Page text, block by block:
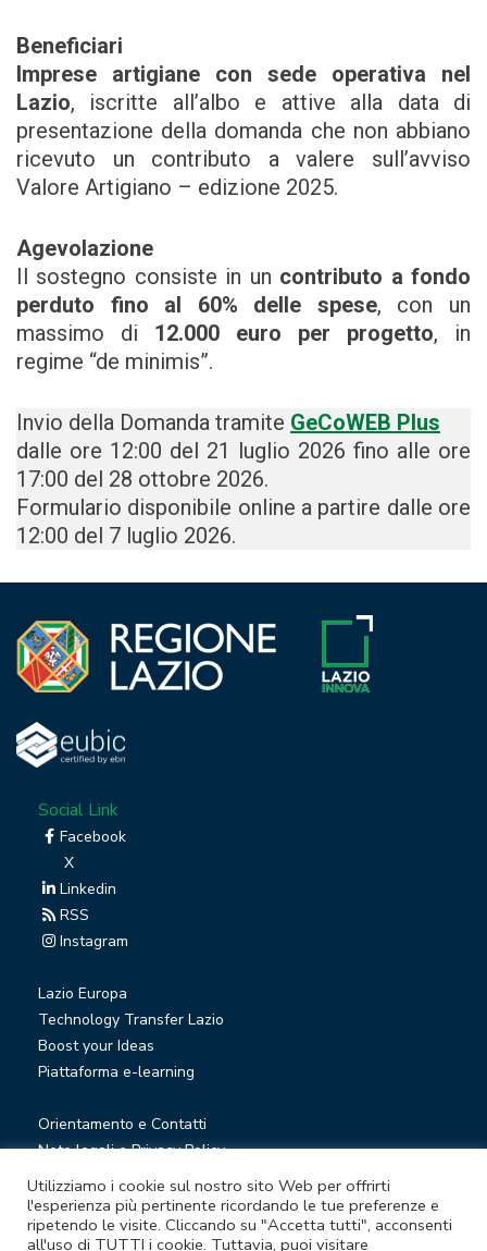
Beneficiari
Imprese artigiane con sede operativa nel
Lazio, iscritte all’albo e attive alla data di
presentazione della domanda che non abbiano
ricevuto un contributo a valere sull’avviso
Valore Artigiano – edizione 2025.
Agevolazione
Il sostegno consiste in un contributo a fondo
perduto fino al 60% delle spese, con un
massimo di 12.000 euro per progetto, in
regime “de minimis”.
Invio della Domanda tramite GeCoWEB Plus
dalle ore 12:00 del 21 luglio 2026 fino alle ore
17:00 del 28 ottobre 2026.
Formulario disponibile online a partire dalle ore
12:00 del 7 luglio 2026.
Social Link
Facebook
X
Linkedin
RSS
Instagram
Lazio Europa
Technology Transfer Lazio
Boost your Ideas
Piattaforma e-learning
Orientamento e Contatti
Note legali e Privacy Policy
Privacy Newsletter
Società trasparente
Whistleblowing
Utilizziamo i cookie sul nostro sito Web per offrirti
l'esperienza più pertinente ricordando le tue preferenze e
ripetendo le visite. Cliccando su "Accetta tutti", acconsenti
all'uso di TUTTI i cookie. Tuttavia, puoi visitare